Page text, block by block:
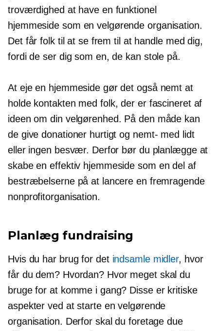
troværdighed at have en funktionel
hjemmeside som en velgørende organisation.
Det får folk til at se frem til at handle med dig,
fordi de ser dig som en, de kan stole på.
At eje en hjemmeside gør det også nemt at
holde kontakten med folk, der er fascineret af
ideen om din velgørenhed. På den måde kan
de give donationer hurtigt og nemt- med lidt
eller ingen besvær. Derfor bør du planlægge at
skabe en effektiv hjemmeside som en del af
bestræbelserne på at lancere en fremragende
nonprofitorganisation.
Planlæg fundraising
Hvis du har brug for det indsamle midler, hvor
får du dem? Hvordan? Hvor meget skal du
bruge for at komme i gang? Disse er kritiske
aspekter ved at starte en velgørende
organisation. Derfor skal du foretage due